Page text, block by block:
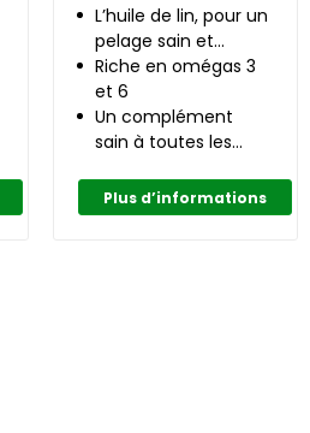
L’huile de lin, pour un
pelage sain et
brillant
Riche en omégas 3
et 6
Un complément
sain à toutes les
Plus d’informations